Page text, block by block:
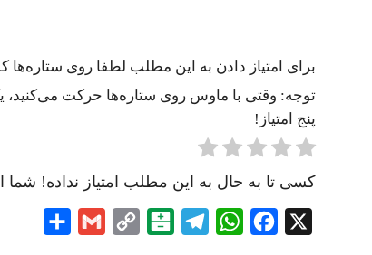
برای امتیاز دادن به این مطلب لطفا روی ستاره‌ها
توجه: وقتی با ماوس روی ستاره‌ها حرکت می‌کنید،
پنج امتیاز!
کسی تا به حال به این مطلب امتیاز نداده! شما
X
Facebook
WhatsApp
Telegram
Balatarin
Copy
Gmail